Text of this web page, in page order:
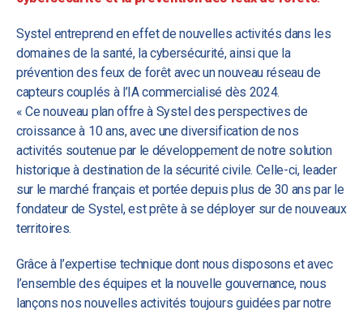
Systel entreprend en effet de nouvelles activités dans les
domaines de la santé, la cybersécurité, ainsi que la
prévention des feux de forêt avec un nouveau réseau de
capteurs couplés à l’IA commercialisé dès 2024.
« Ce nouveau plan offre à Systel des perspectives de
croissance à 10 ans, avec une diversification de nos
activités soutenue par le développement de notre solution
historique à destination de la sécurité civile. Celle-ci, leader
sur le marché français et portée depuis plus de 30 ans par le
fondateur de Systel, est prête à se déployer sur de nouveaux
territoires.
Grâce à l’expertise technique dont nous disposons et avec
l’ensemble des équipes et la nouvelle gouvernance, nous
lançons nos nouvelles activités toujours guidées par notre